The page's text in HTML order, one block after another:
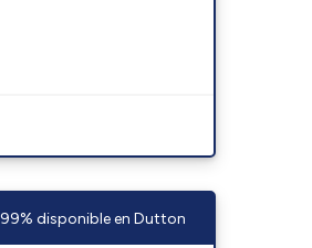
99% disponible en Dutton